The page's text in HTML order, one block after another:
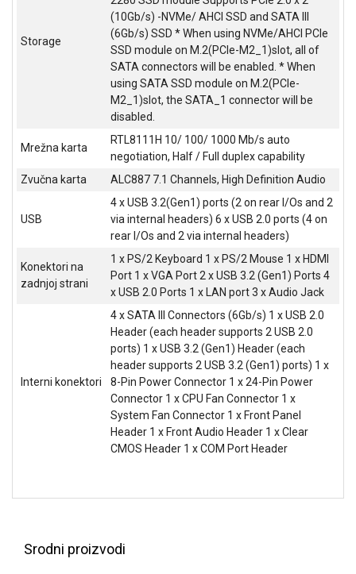
Storage
(10Gb/s) -NVMe/ AHCI SSD and SATA III
(6Gb/s) SSD * When using NVMe/AHCI PCIe
SSD module on M.2(PCIe-M2_1)slot, all of
SATA connectors will be enabled. * When
using SATA SSD module on M.2(PCIe-
M2_1)slot, the SATA_1 connector will be
disabled.
Mrežna karta
RTL8111H 10/ 100/ 1000 Mb/s auto
negotiation, Half / Full duplex capability
Zvučna karta
ALC887 7.1 Channels, High Definition Audio
USB
4 x USB 3.2(Gen1) ports (2 on rear I/Os and 2
via internal headers) 6 x USB 2.0 ports (4 on
rear I/Os and 2 via internal headers)
Konektori na
zadnjoj strani
1 x PS/2 Keyboard 1 x PS/2 Mouse 1 x HDMI
Port 1 x VGA Port 2 x USB 3.2 (Gen1) Ports 4
x USB 2.0 Ports 1 x LAN port 3 x Audio Jack
Interni konektori
4 x SATA III Connectors (6Gb/s) 1 x USB 2.0
Header (each header supports 2 USB 2.0
ports) 1 x USB 3.2 (Gen1) Header (each
header supports 2 USB 3.2 (Gen1) ports) 1 x
8-Pin Power Connector 1 x 24-Pin Power
Connector 1 x CPU Fan Connector 1 x
System Fan Connector 1 x Front Panel
Header 1 x Front Audio Header 1 x Clear
CMOS Header 1 x COM Port Header
Srodni proizvodi